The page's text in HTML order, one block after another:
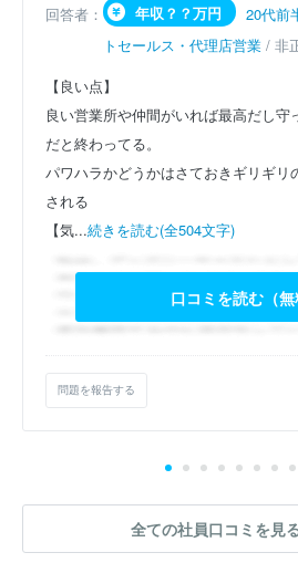
回答者： 年収？？万円 20代前
トセールス・代理店営業 / 非
【良い点】
良い営業所や仲間がいれば最高だし
だと終わってる。
パワハラかどうかはさておきギリギリ
される
【気...続きを読む(全504文字)
口コミを読む（無
問題を報告する
全ての社員口コミを見